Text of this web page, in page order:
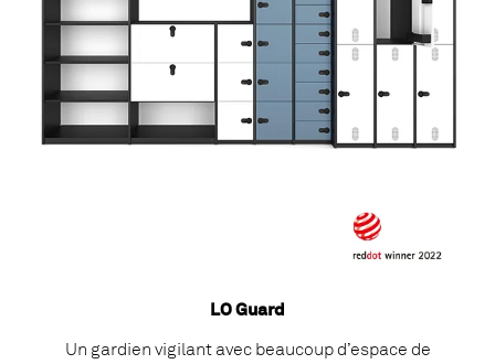
LO Guard
Un gardien vigilant avec beaucoup d’espace de